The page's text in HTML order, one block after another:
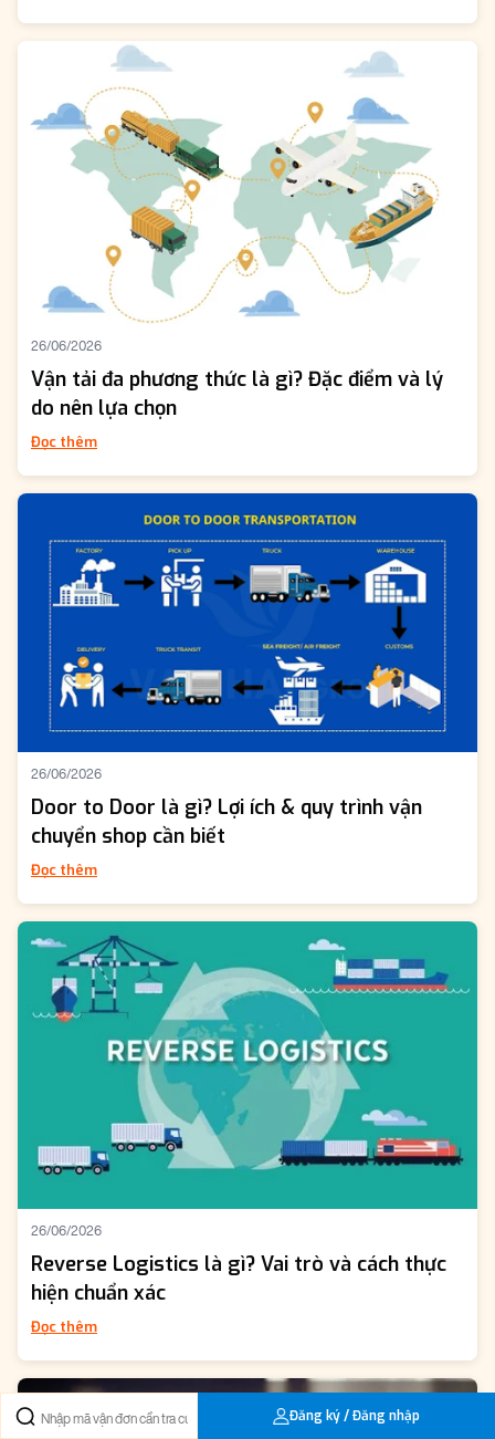
26/06/2026
Vận tải đa phương thức là gì? Đặc điểm và lý
do nên lựa chọn
Đọc thêm
26/06/2026
Door to Door là gì? Lợi ích & quy trình vận
chuyển shop cần biết
Đọc thêm
26/06/2026
Reverse Logistics là gì? Vai trò và cách thực
hiện chuẩn xác
Đọc thêm
Đăng ký / Đăng nhập